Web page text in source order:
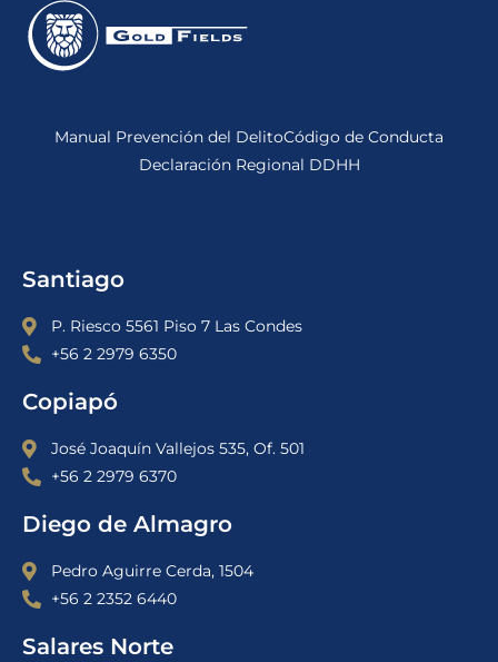
Manual Prevención del DelitoCódigo de Conducta
Declaración Regional DDHH
Santiago
P. Riesco 5561 Piso 7 Las Condes
+56 2 2979 6350
Copiapó
José Joaquín Vallejos 535, Of. 501
+56 2 2979 6370
Diego de Almagro
Pedro Aguirre Cerda, 1504
+56 2 2352 6440
Salares Norte